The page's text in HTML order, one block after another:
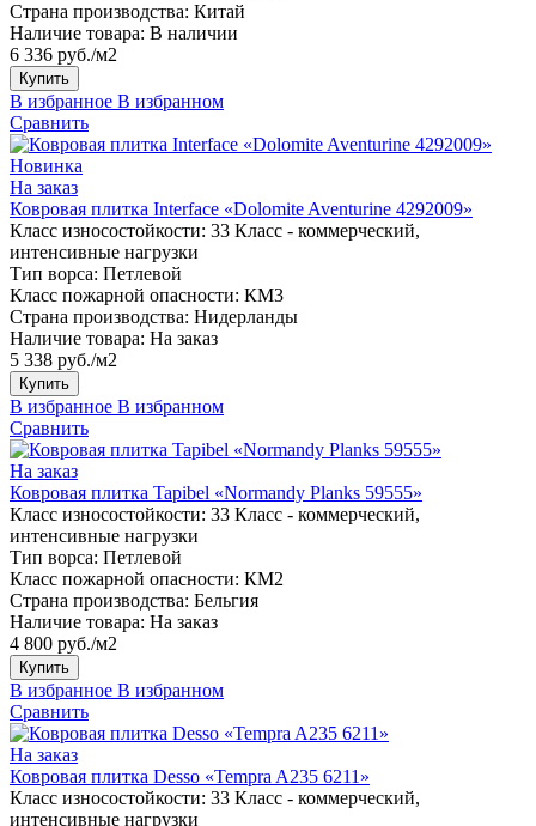
Страна производства: Китай
Наличие товара: В наличии
6 336 руб./м2
Купить
В избранное В избранном
Сравнить
Новинка
На заказ
Ковровая плитка Interface «Dolomite Aventurine 4292009»
Класс износостойкости: 33 Класс - коммерческий,
интенсивные нагрузки
Тип ворса: Петлевой
Класс пожарной опасности: КМ3
Страна производства: Нидерланды
Наличие товара: На заказ
5 338 руб./м2
Купить
В избранное В избранном
Сравнить
На заказ
Ковровая плитка Tapibel «Normandy Planks 59555»
Класс износостойкости: 33 Класс - коммерческий,
интенсивные нагрузки
Тип ворса: Петлевой
Класс пожарной опасности: КМ2
Страна производства: Бельгия
Наличие товара: На заказ
4 800 руб./м2
Купить
В избранное В избранном
Сравнить
На заказ
Ковровая плитка Desso «Tempra A235 6211»
Класс износостойкости: 33 Класс - коммерческий,
интенсивные нагрузки